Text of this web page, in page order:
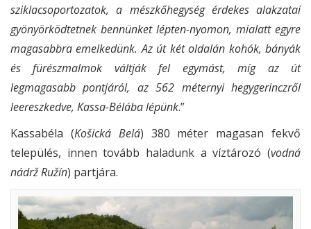
sziklacsoportozatok, a mészkőhegység érdekes alakzatai
gyönyörködtetnek bennünket lépten-nyomon, mialatt egyre
magasabbra emelkedünk. Az út két oldalán kohók, bányák
és fürészmalmok váltják fel egymást, míg az út
legmagasabb pontjáról, az 562 méternyi hegygerinczről
leereszkedve, Kassa-Bélába lépünk.”
Kassabéla (Košická Belá) 380 méter magasan fekvő
település, innen tovább haladunk a víztározó (vodná
nádrž Ružín) partjára.